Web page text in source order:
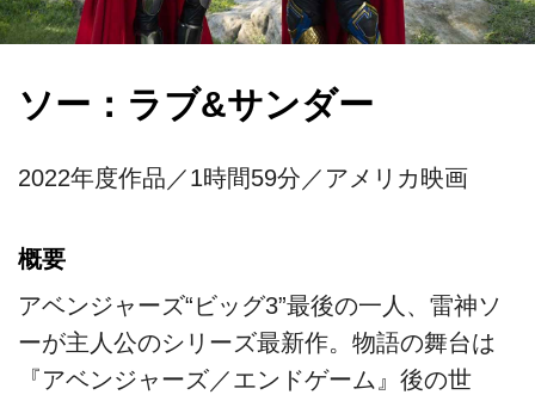
ソー：ラブ&サンダー
2022年度作品／1時間59分／アメリカ映画
概要
アベンジャーズ“ビッグ3”最後の一人、雷神ソ
ーが主人公のシリーズ最新作。物語の舞台は
『アベンジャーズ／エンドゲーム』後の世